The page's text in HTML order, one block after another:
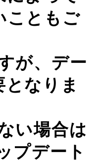
こともご
が、デー
となりま
い場合は
プデート